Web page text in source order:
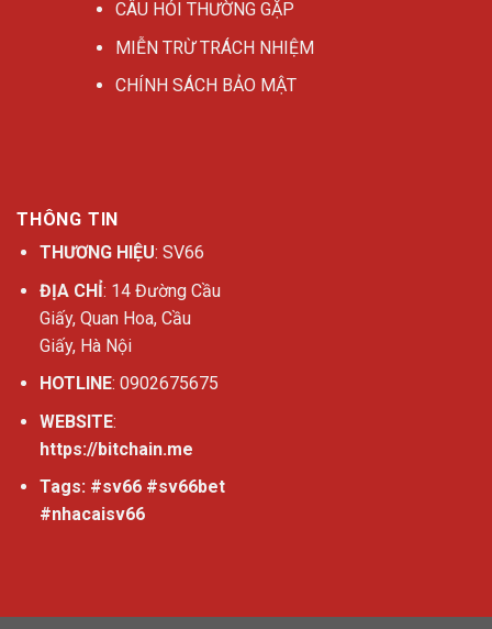
CÂU HỎI THƯỜNG GẶP
MIỄN TRỪ TRÁCH NHIỆM
CHÍNH SÁCH BẢO MẬT
THÔNG TIN
THƯƠNG HIỆU: SV66
ĐỊA CHỈ: 14 Đường Cầu
Giấy, Quan Hoa, Cầu
Giấy, Hà Nội
HOTLINE: 0902675675
WEBSITE:
https://bitchain.me
Tags: #sv66 #sv66bet
#nhacaisv66